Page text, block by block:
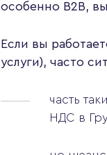
особенно B2B,
Если вы
услуги), часто
часть
НДС в